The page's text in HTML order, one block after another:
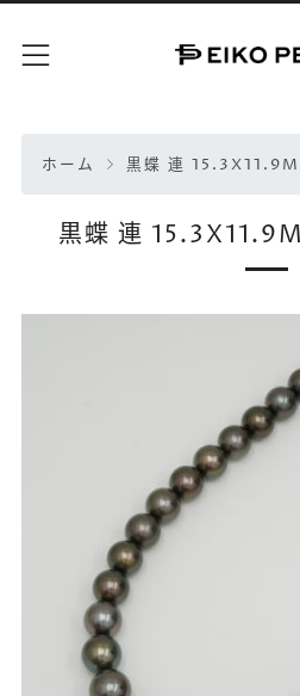
メニュー
ホーム 黒蝶 連
黒蝶 連